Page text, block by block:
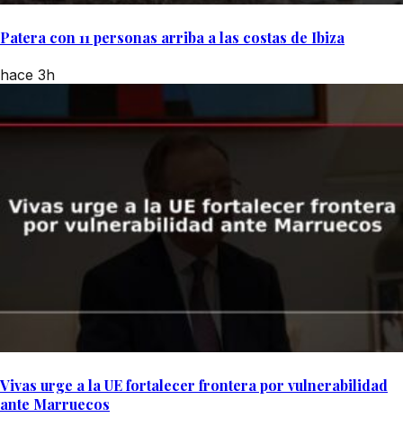
Patera con 11 personas arriba a las costas de Ibiza
hace 3h
Vivas urge a la UE fortalecer frontera por vulnerabilidad
ante Marruecos